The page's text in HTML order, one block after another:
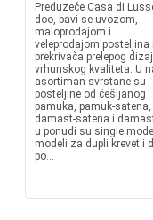
Preduzeće Casa di
doo, bavi se uvozom,
maloprodajom i
veleprodajom posteljina i
prekrivača prelepog
vrhunskog kvaliteta. U
asortiman svrstane su
posteljine od češljanog
pamuka, pamuk-satena,
damast-satena i
u ponudi su single
modeli za dupli krevet i
po...